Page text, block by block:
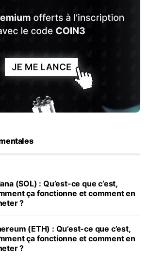
(SOL) : Qu’est-ce que c’est,
ça fonctionne et comment en
?
(ETH) : Qu’est-ce que c’est,
ça fonctionne et comment en
?